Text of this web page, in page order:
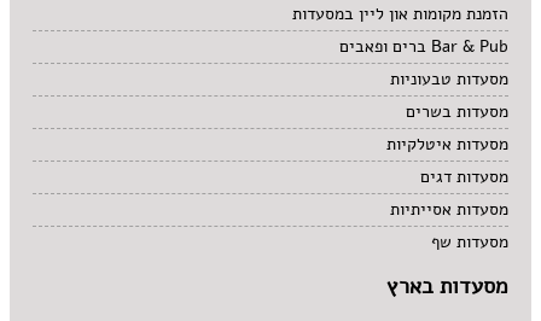
הזמנת מקומות און ליין במסעדות
Bar & Pub ברים ופאבים
מסעדות טבעוניות
מסעדות בשרים
מסעדות איטלקיות
מסעדות דגים
מסעדות אסייתיות
מסעדות שף
מסעדות בארץ